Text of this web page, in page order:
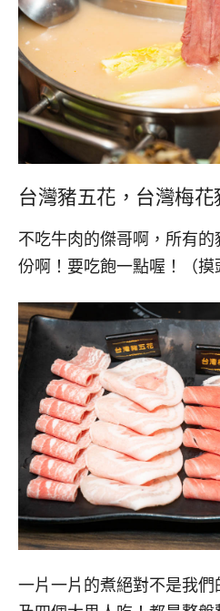
台灣豬五花，台灣梅
不吃牛肉的傑哥啊，所有
份啊！要吃飽一點喔！（摸
一片一片的煮絕對不是我